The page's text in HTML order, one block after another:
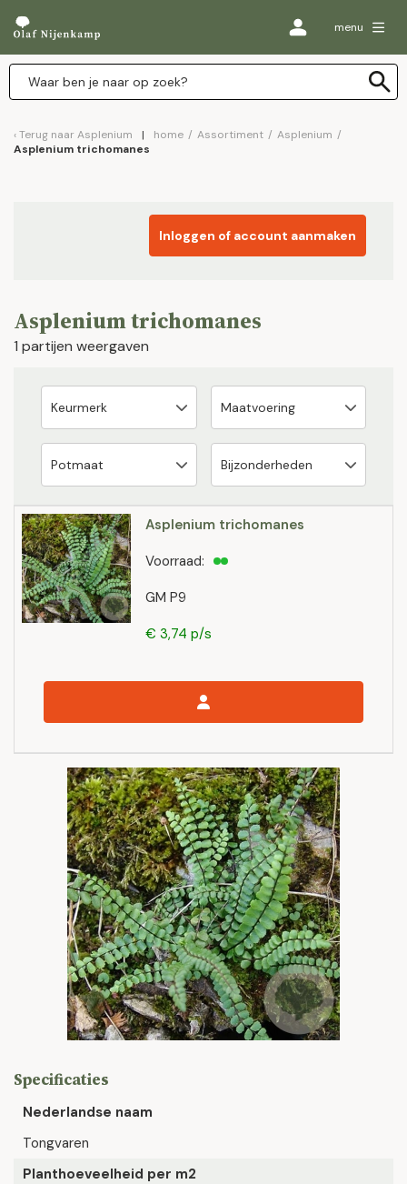
menu
Terug naar Asplenium home / Assortiment / Asplenium /
Asplenium trichomanes
Inloggen of account aanmaken
Asplenium trichomanes
1 partijen weergaven
Asplenium trichomanes
GM P9
Voorraad:
€ 3,74 p/s
Specificaties
Nederlandse naam
Tongvaren
Planthoeveelheid per m2